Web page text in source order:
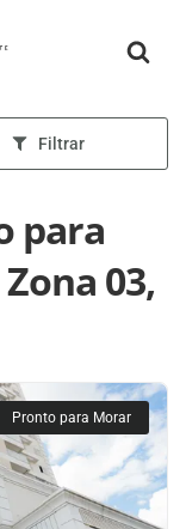
Filtrar
para
03,
Pronto para Morar